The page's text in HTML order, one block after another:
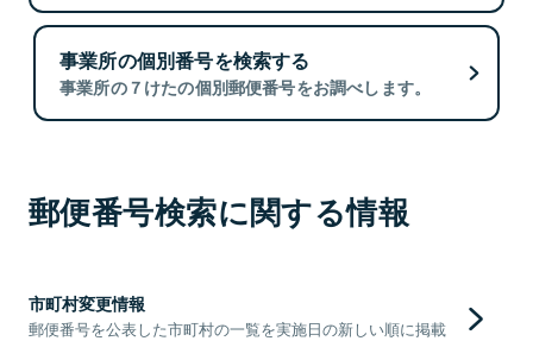
事業所の個別番号を検索する
事業所の７けたの個別郵便番号をお調べします。
郵便番号検索に関する情報
市町村変更情報
郵便番号を公表した市町村の一覧を実施日の新しい順に掲載